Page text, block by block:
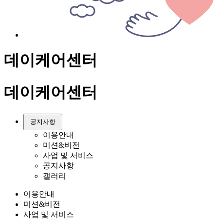
데이케어센터
데이케어센터
공지사항
이용안내
미션&비전
사업 및 서비스
공지사항
갤러리
이용안내
미션&비전
사업 및 서비스